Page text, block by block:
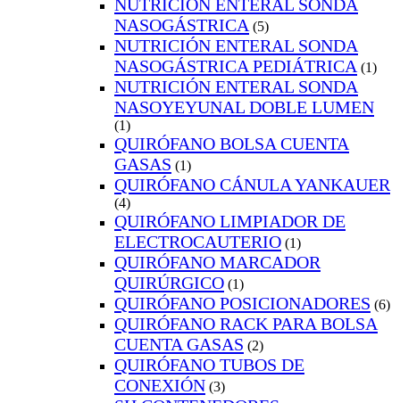
NUTRICIÓN ENTERAL SONDA
NASOGÁSTRICA (5)
NUTRICIÓN ENTERAL SONDA
NASOGÁSTRICA PEDIÁTRICA (1)
NUTRICIÓN ENTERAL SONDA
NASOYEYUNAL DOBLE LUMEN
(1)
QUIRÓFANO BOLSA CUENTA
GASAS (1)
QUIRÓFANO CÁNULA YANKAUER
(4)
QUIRÓFANO LIMPIADOR DE
ELECTROCAUTERIO (1)
QUIRÓFANO MARCADOR
QUIRÚRGICO (1)
QUIRÓFANO POSICIONADORES (6)
QUIRÓFANO RACK PARA BOLSA
CUENTA GASAS (2)
QUIRÓFANO TUBOS DE
CONEXIÓN (3)